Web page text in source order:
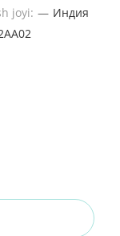
joyi: — Индия